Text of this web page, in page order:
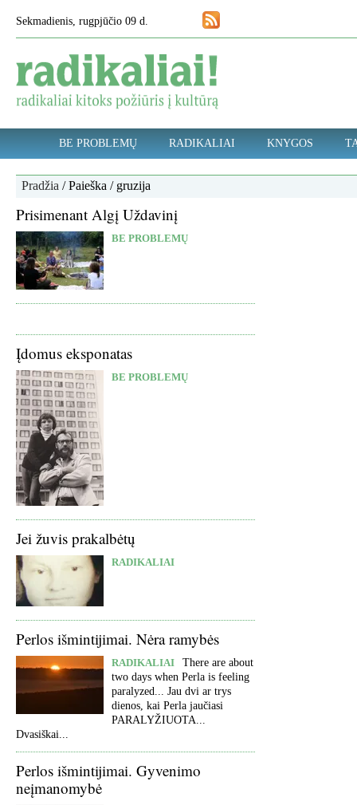
Sekmadienis, rugpjūčio 09 d.
BE PROBLEMŲ RADIKALIAI KNYGOS
Pradžia / Paieška / gruzija
Prisimenant Algį Uždavinį
BE PROBLEMŲ
Įdomus eksponatas
BE PROBLEMŲ
Jei žuvis prakalbėtų
RADIKALIAI
Perlos išmintijimai. Nėra ramybės
RADIKALIAI
There are about
two days when Perla is feeling
paralyzed... Jau dvi ar trys
dienos, kai Perla jaučiasi
PARALYŽIUOTA...
Dvasiškai...
Perlos išmintijimai. Gyvenimo
neįmanomybė